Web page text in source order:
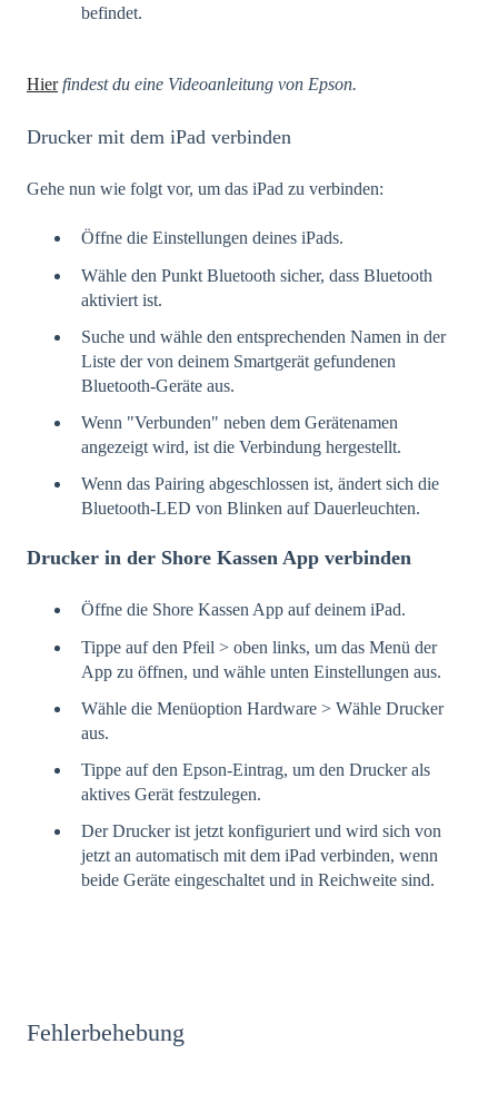
befindet.
Hierfindest du eine Videoanleitung von Epson.
Drucker mit dem iPad verbinden
Gehe nun wie folgt vor, um das iPad zu verbinden:
Öffne die Einstellungen deines iPads.
Wähle den Punkt Bluetooth sicher, dass Bluetooth
aktiviert ist.
Suche und wähle den entsprechenden Namen in der
Liste der von deinem Smartgerät gefundenen
Bluetooth-Geräte aus.
Wenn "Verbunden" neben dem Gerätenamen
angezeigt wird, ist die Verbindung hergestellt.
Wenn das Pairing abgeschlossen ist, ändert sich die
Bluetooth-LED von Blinken auf Dauerleuchten.
Drucker in der Shore Kassen App verbinden
Öffne die Shore Kassen App auf deinem iPad.
Tippe auf den Pfeil > oben links, um das Menü der
App zu öffnen, und wähle unten Einstellungen aus.
Wähle die Menüoption Hardware > Wähle Drucker
aus.
Tippe auf den Epson-Eintrag, um den Drucker als
aktives Gerät festzulegen.
Der Drucker ist jetzt konfiguriert und wird sich von
jetzt an automatisch mit dem iPad verbinden, wenn
beide Geräte eingeschaltet und in Reichweite sind.
Fehlerbehebung